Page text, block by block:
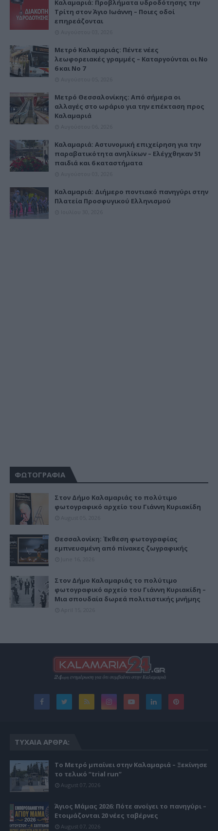
Καλαμαριά: Προβλήματα υδροδότησης την
Τρίτη στον Άγιο Ιωάννη – Ποιες οδοί
επηρεάζονται
Μετρό Καλαμαριάς: Πέντε νέες
λεωφορειακές γραμμές – Καταργούνται οι Νο
6 και Νο 7
Μετρό Θεσσαλονίκης: Από σήμερα οι
αλλαγές στο ωράριο για την επέκταση προς
Καλαμαριά
Καλαμαριά: Αστυνομική επιχείρηση για την
παραβατικότητα ανηλίκων – Ελέγχθηκαν 51
παιδιά και 6 καταστήματα
Καλαμαριά: Διήμερο ποντιακό πανηγύρι στην
Πλατεία Προσφυγικού Ελληνισμού
ΦΩΤΟΓΡΑΦΙΑ
Στον Δήμο Καλαμαριάς το πολύτιμο
φωτογραφικό αρχείο του Γιάννη Κυριακίδη
Θεσσαλονίκη: Έκθεση φωτογραφίας
εμπνευσμένη από πίνακες ζωγραφικής
Στον Δήμο Καλαμαριάς το πολύτιμο
φωτογραφικό αρχείο του Γιάννη Κυριακίδη –
Μια σπουδαία δωρεά πολιτιστικής μνήμης
ΤΥΧΑΊΑ ΆΡΘΡΑ:
Το Μετρό μπαίνει στην Καλαμαριά – Ξεκίνησε
το τελικό “trial run”
August 07, 2026
Άγιος Μάμας 2026: Πότε ανοίγει το πανηγύρι –
Ετοιμάζονται 20 νέες ταβέρνες
August 07, 2026